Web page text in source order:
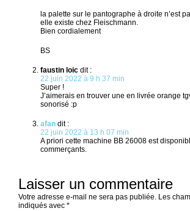
la palette sur le pantographe à droite n’est
elle existe chez Fleischmann.
Bien cordialement
BS
faustin loic dit :
22 juin 2022 à 9 h 37 min
Super !
J’aimerais en trouver une en livrée orange
sonorisé :p
afan dit :
22 juin 2022 à 13 h 07 min
A priori cette machine BB 26008 est
commerçants.
Laisser un commentaire
Votre adresse e-mail ne sera pas publiée. Les
indiqués avec *